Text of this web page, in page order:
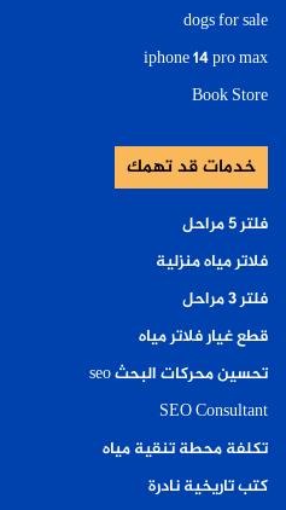
dogs for sale
iphone 14 pro max
Book Store
خدمات قد تهمك
فلتر ٥ مراحل
فلاتر مياه منزلية
فلتر ٣ مراحل
قطع غيار فلاتر مياه
تحسين محركات البحث seo
SEO Consultant
تكلفة محطة تنقية مياه
كتب تاريخية نادرة